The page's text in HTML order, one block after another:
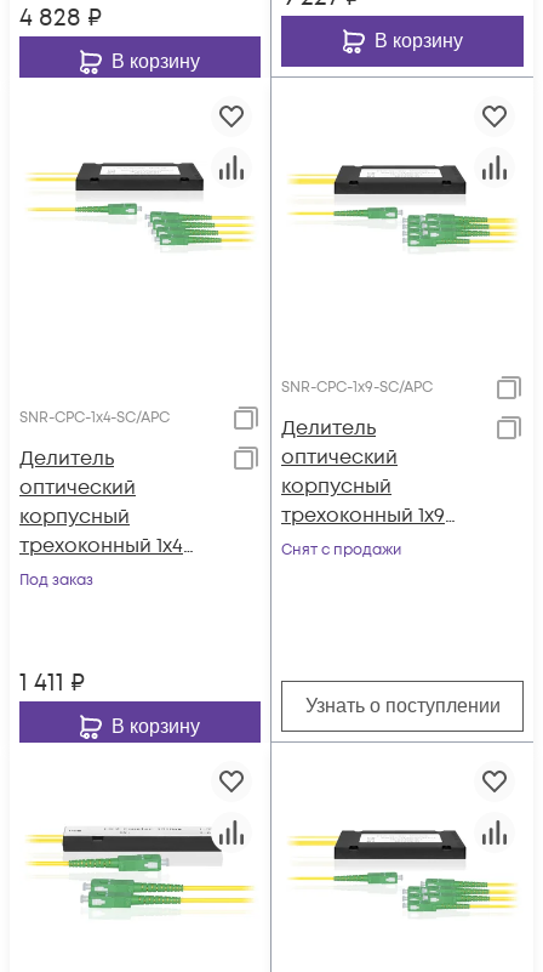
4 828 ₽
В корзину
В корзину
SNR-CPC-1x4-SC/APC
Делитель
оптический
корпусный
трехоконный 1х4
SC/APC
Под заказ
1 411 ₽
В корзину
SNR-CPC-1x9-SC/APC
Делитель
оптический
корпусный
трехоконный 1х9
SC/APC
Снят с продажи
Узнать о поступлении